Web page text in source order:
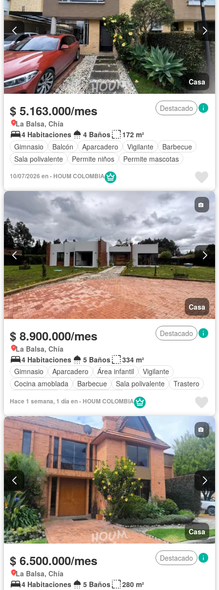
Casa
$ 5.163.000/mes
Destacado
La Balsa, Chía
4 Habitaciones
4 Baños
172 m²
Gimnasio
Balcón Aparcadero Vigilante
Barbecue
Sala polivalente
Permite niños
Permite mascotas
10/07/2026 en - HOUM COLOMBIA
Casa
$ 8.900.000/mes
Destacado
La Balsa, Chía
4 Habitaciones
5 Baños
334 m²
Gimnasio
Aparcadero Área infantil
Vigilante
Cocina amoblada
Barbecue Sala polivalente
Trastero
Hace 1 semana, 1 día en - HOUM COLOMBIA
Casa
$ 6.500.000/mes
Destacado
La Balsa, Chía
4 Habitaciones
5 Baños
280 m²